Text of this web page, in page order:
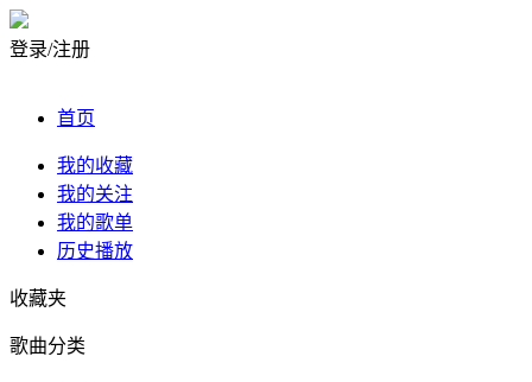
登录/注册
首页
我的收藏
我的关注
我的歌单
历史播放
收藏夹
歌曲分类